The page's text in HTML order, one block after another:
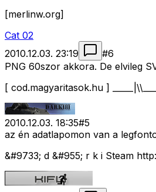
[merlinw.org]
Cat 02
2010.12.03. 23:19
#6
PNG 60szor akkora. De elvileg
[ cod.magyaritasok.hu ]
2010.12.03. 18:35#5
az én adatlapomon van a
&#9733; d &#955; r k i Steam